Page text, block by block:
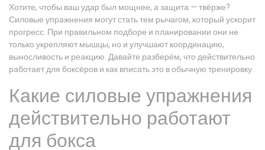
Хотите, чтобы ваш удар был мощнее, а защита — твёрже?
Силовые упражнения могут стать тем рычагом, который ускорит
прогресс. При правильном подборе и планировании они не
только укрепляют мышцы, но и улучшают координацию,
выносливость и реакцию. Давайте разберём, что действительно
работает для боксёров и как вписать это в обычную тренировку.
Какие силовые упражнения
действительно работают
для бокса